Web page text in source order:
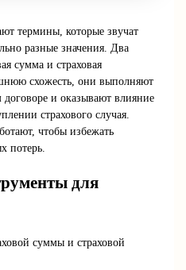
термины, которые звучат
разные значения. Два
сумма и страховая
схожесть, они выполняют
и оказывают влияние
страхового случая.
чтобы избежать
потерь.
для
суммы и страховой